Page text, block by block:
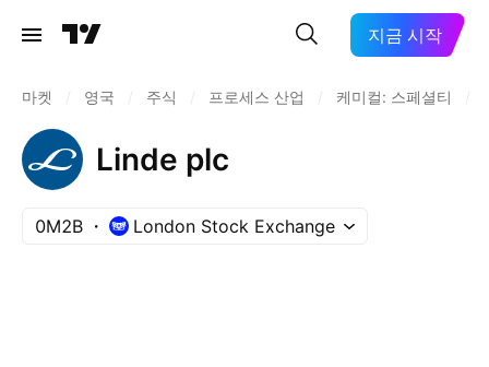
지금 시작
마켓 영국 주식 프로세스 산업 케미컬: 스페셜티
Linde plc
0M2B London Stock Exchange